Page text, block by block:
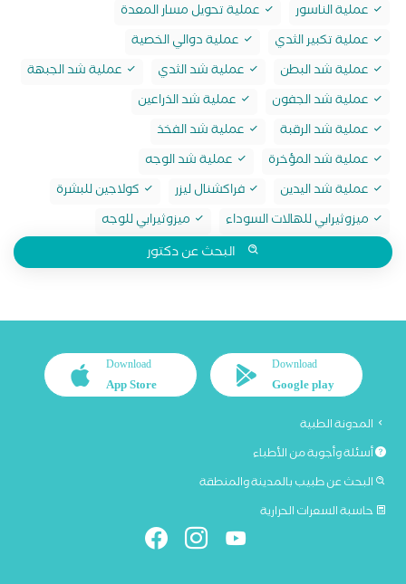
عملية الناسور
عملية تحويل مسار المعدة
عملية تكبير الثدي
عملية دوالي الخصية
عملية شد البطن
عملية شد الثدي
عملية شد الجبهة
عملية شد الجفون
عملية شد الذراعين
عملية شد الرقبة
عملية شد الفخذ
عملية شد المؤخرة
عملية شد الوجه
عملية شد اليدين
فراكشنال ليزر
كولاجين للبشرة
ميزوثيرابي للهالات السوداء
ميزوثيرابي للوجه
البحث عن دكتور
Download
Google play
Download
App Store
المدونة الطبية
أسئلة وأجوبة من الأطباء
البحث عن طبيب بالمدينة والمنطقة
حاسبة السعرات الحرارية